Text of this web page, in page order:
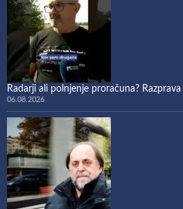
Radarji ali polnjenje proračuna?
06.08.2026